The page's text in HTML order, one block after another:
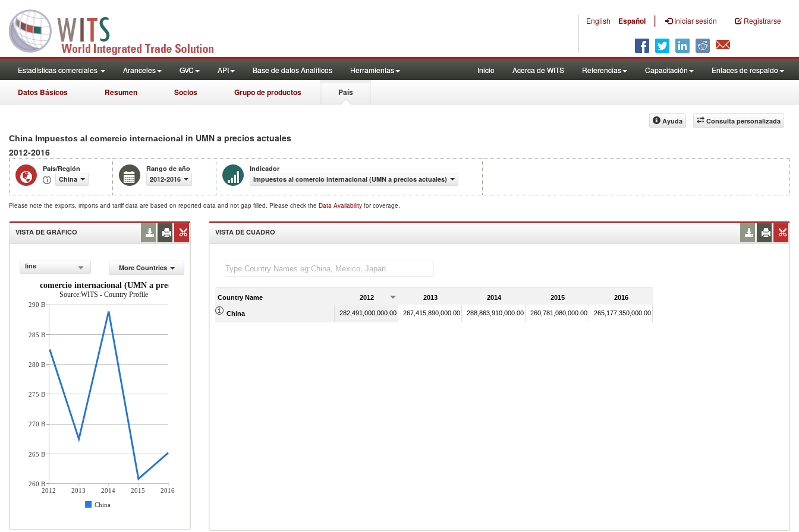
English Español | Iniciar sesión Registrarse
Estadísticas comerciales Aranceles GVC API Base de datos Analiticos Herramientas Inicio Acerca de WITS Referencias Capacitación Enlaces de respaldo
Datos Básicos Resumen Socios Grupo de productos País
Consulta personalizada
Ayuda
China Impuestos al comercio internacional in UMN a precios actuales
2012-2016
País/Región
China
Rango de año
2012-2016
Indicador
Impuestos al comercio internacional (UMN a precios actuales)
Please note the exports, imports and tariff data are based on reported data and not gap filled. Please check the Data Availability for coverage.
VISTA DE GRÁFICO
line
More Countries
al comercio internacional (UMN a precios actuales)
Source:WITS - Country Profile
2012 2013 2014 2015
2016
China
290 B
285 B
280 B
275 B
270 B
265 B
260 B
VISTA DE CUADRO
Country Name 2012 2013 2014 2015 2016
China 282,491,000,000.00 267,415,890,000.00 288,863,910,000.00 260,781,080,000.00 265,177,350,000.00